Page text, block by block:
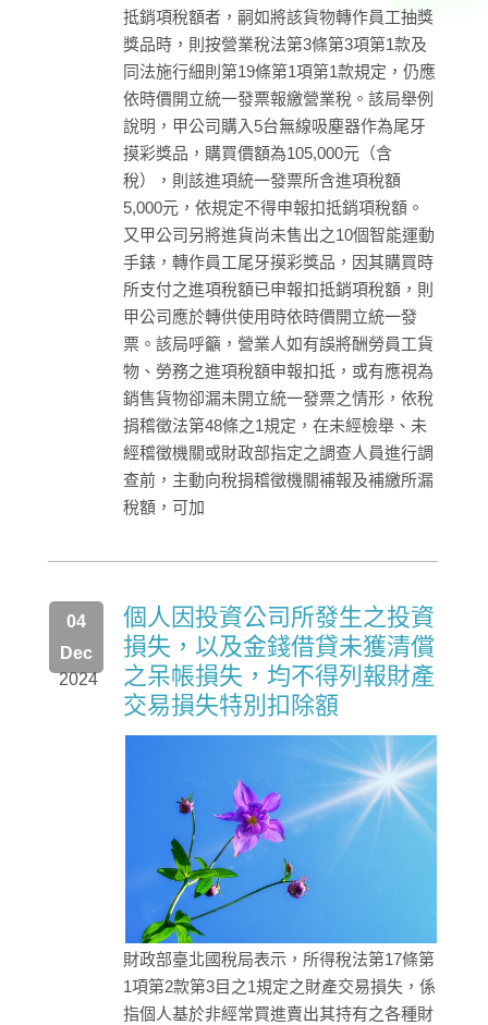
抵銷項稅額者，嗣如將該貨物轉作員工抽獎
獎品時，則按營業稅法第3條第3項第1款及
同法施行細則第19條第1項第1款規定，仍應
依時價開立統一發票報繳營業稅。該局舉例
說明，甲公司購入5台無線吸塵器作為尾牙
摸彩獎品，購買價額為105,000元（含
稅），則該進項統一發票所含進項稅額
5,000元，依規定不得申報扣抵銷項稅額。
又甲公司另將進貨尚未售出之10個智能運動
手錶，轉作員工尾牙摸彩獎品，因其購買時
所支付之進項稅額已申報扣抵銷項稅額，則
甲公司應於轉供使用時依時價開立統一發
票。該局呼籲，營業人如有誤將酬勞員工貨
物、勞務之進項稅額申報扣抵，或有應視為
銷售貨物卻漏未開立統一發票之情形，依稅
捐稽徵法第48條之1規定，在未經檢舉、未
經稽徵機關或財政部指定之調查人員進行調
查前，主動向稅捐稽徵機關補報及補繳所漏
稅額，可加
2024
04
Dec
個人因投資公司所發生之投資
損失，以及金錢借貸未獲清償
之呆帳損失，均不得列報財產
交易損失特別扣除額
財政部臺北國稅局表示，所得稅法第17條第
1項第2款第3目之1規定之財產交易損失，係
指個人基於非經常買進賣出其持有之各種財